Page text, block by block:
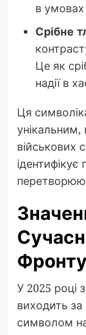
в умовах
Срібне
Це як
надії в
Ця
унікальним,
військових
У 2025 році
виходить за
символом